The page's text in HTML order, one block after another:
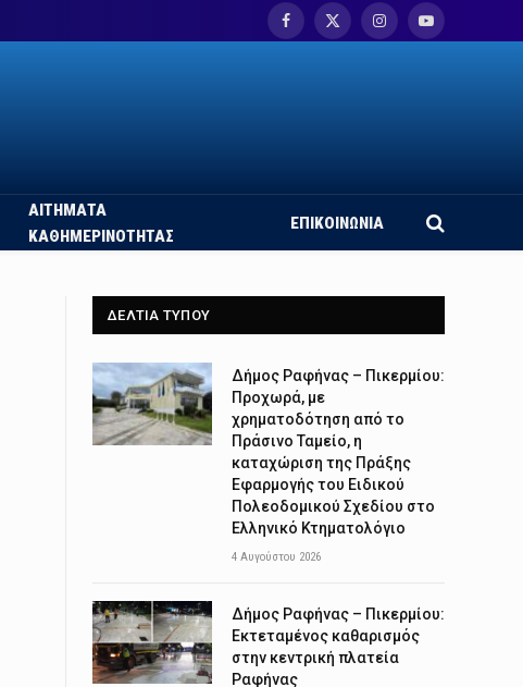
Facebook
X
InstagramYouTube
ΑΙΤΗΜΑΤΑ
ΚΑΘΗΜΕΡΙΝΟΤΗΤΑΣ
ΕΠΙΚΟΙΝΩΝΙΑ
ΔΕΛΤΙΑ ΤΥΠΟΥ
Δήμος Ραφήνας – Πικερμίου:
Προχωρά, με
χρηματοδότηση από το
Πράσινο Ταμείο, η
καταχώριση της Πράξης
Εφαρμογής του Ειδικού
Πολεοδομικού Σχεδίου στο
Ελληνικό Κτηματολόγιο
4 Αυγούστου 2026
Δήμος Ραφήνας – Πικερμίου:
Εκτεταμένος καθαρισμός
στην κεντρική πλατεία
Ραφήνας